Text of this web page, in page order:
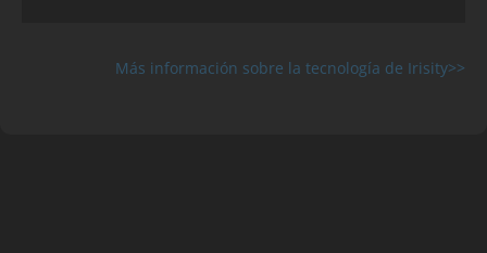
Más información sobre la tecnología de Irisity>>